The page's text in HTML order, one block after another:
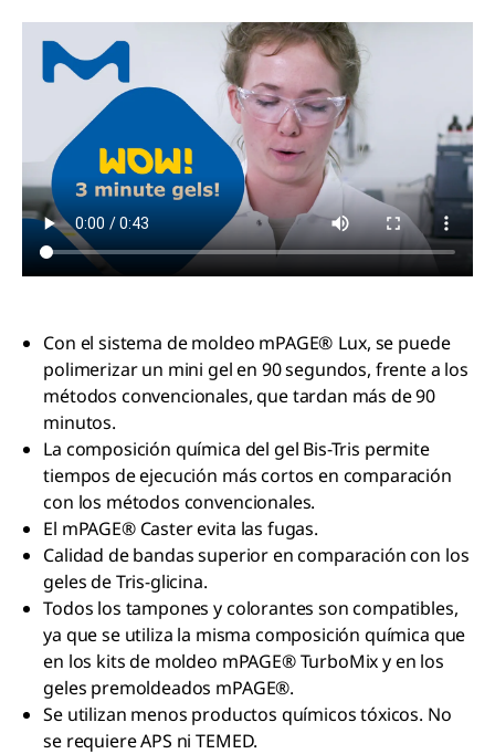
Con el sistema de moldeo mPAGE® Lux, se puede
polimerizar un mini gel en 90 segundos, frente a los
métodos convencionales, que tardan más de 90
minutos.
La composición química del gel Bis-Tris permite
tiempos de ejecución más cortos en comparación
con los métodos convencionales.
El mPAGE® Caster evita las fugas.
Calidad de bandas superior en comparación con los
geles de Tris-glicina.
Todos los tampones y colorantes son compatibles,
ya que se utiliza la misma composición química que
en los kits de moldeo mPAGE® TurboMix y en los
geles premoldeados mPAGE®.
Se utilizan menos productos químicos tóxicos. No
se requiere APS ni TEMED.